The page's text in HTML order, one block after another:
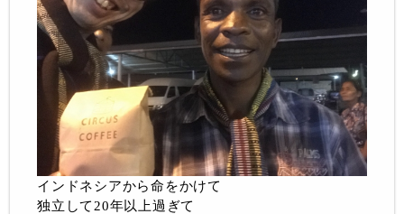
インドネシアから命をかけて
独立して20年以上過ぎて